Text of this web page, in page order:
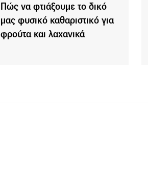
Πώς να φτιάξουμε το δικό
μας φυσικό καθαριστικό για
φρούτα και λαχανικά